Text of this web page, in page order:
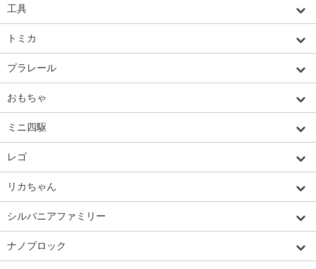
工具
トミカ
プラレール
おもちゃ
ミニ四駆
レゴ
リカちゃん
シルバニアファミリー
ナノブロック